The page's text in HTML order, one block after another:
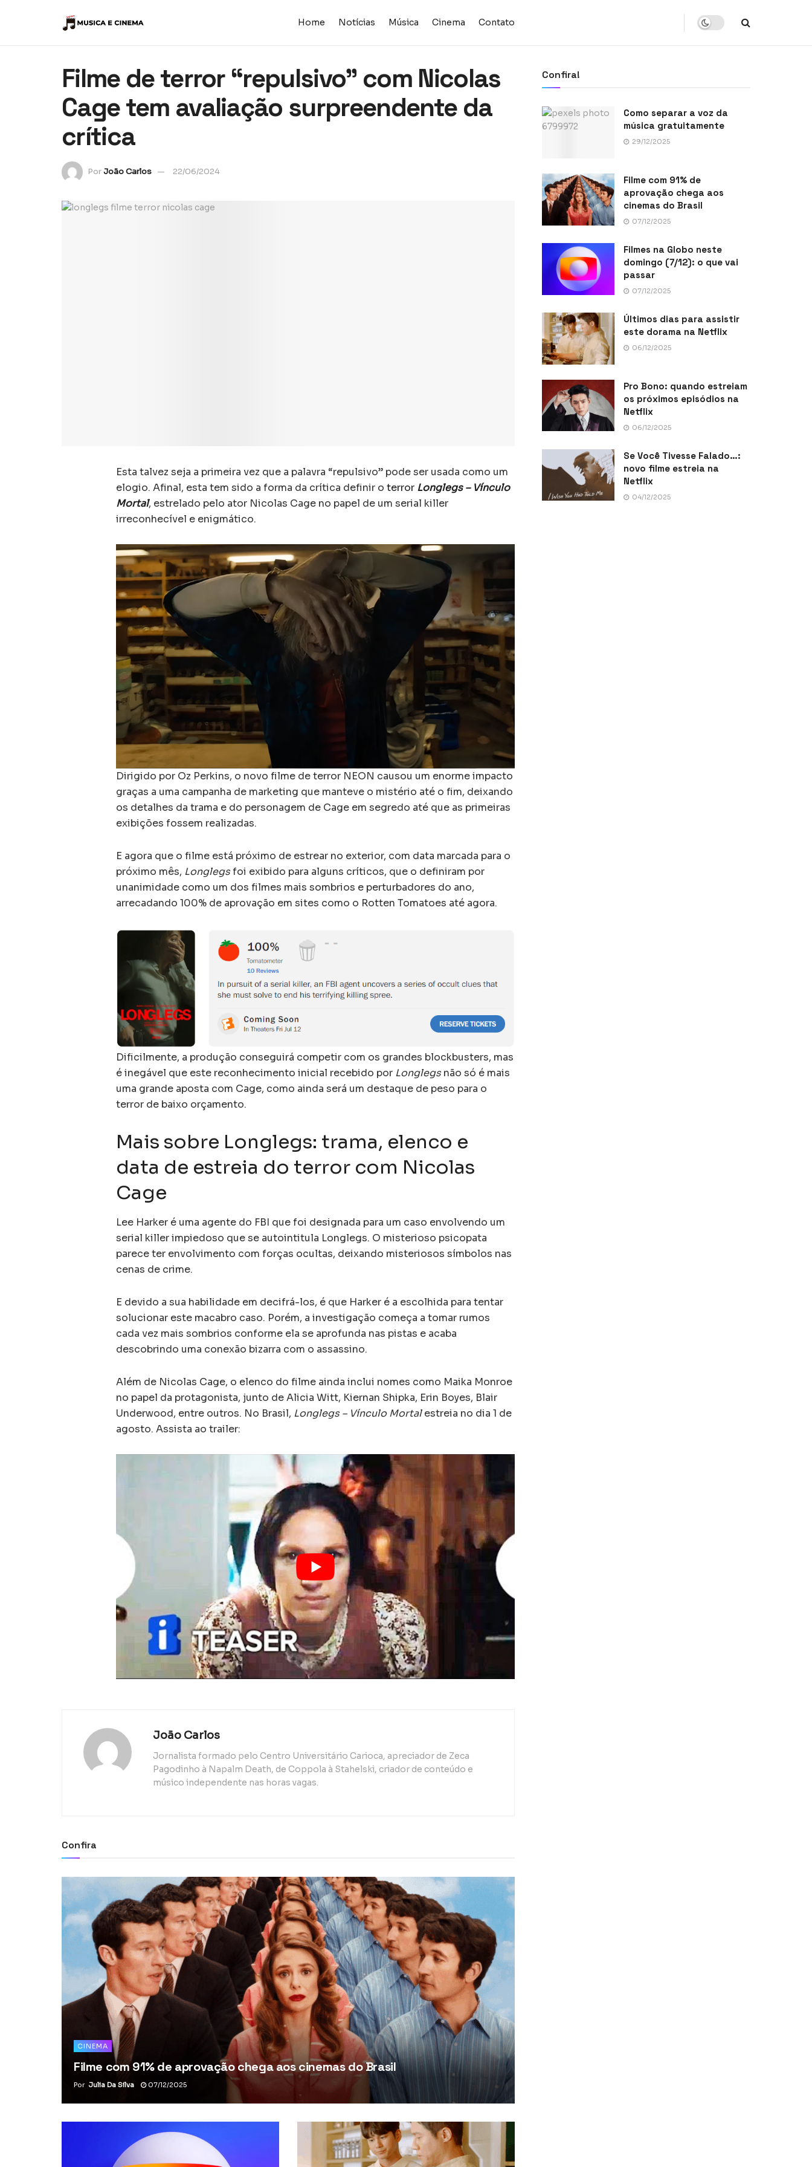
Home Notícias Música Cinema Contato
Filme de terror “repulsivo” com Nicolas
Cage tem avaliação surpreendente da
crítica
PorJoão Carlos 22/06/2024
Esta talvez seja a primeira vez que a palavra “repulsivo” pode ser usada como um
elogio. Afinal, esta tem sido a forma da crítica definir o terror Longlegs – Vínculo
Mortal, estrelado pelo ator Nicolas Cage no papel de um serial killer
irreconhecível e enigmático.
Dirigido por Oz Perkins, o novo filme de terror NEON causou um enorme impacto
graças a uma campanha de marketing que manteve o mistério até o fim, deixando
os detalhes da trama e do personagem de Cage em segredo até que as primeiras
exibições fossem realizadas.
E agora que o filme está próximo de estrear no exterior, com data marcada para o
próximo mês, Longlegsfoi exibido para alguns críticos, que o definiram por
unanimidade como um dos filmes mais sombrios e perturbadores do ano,
arrecadando 100% de aprovação em sites como o Rotten Tomatoes até agora.
Dificilmente, a produção conseguirá competir com os grandes blockbusters, mas
é inegável que este reconhecimento inicial recebido por Longlegs não só é mais
uma grande aposta com Cage, como ainda será um destaque de peso para o
terror de baixo orçamento.
Mais sobre Longlegs: trama, elenco e
data de estreia do terror com Nicolas
Cage
Lee Harker é uma agente do FBI que foi designada para um caso envolvendo um
serial killer impiedoso que se autointitula Longlegs. O misterioso psicopata
parece ter envolvimento com forças ocultas, deixando misteriosos símbolos nas
cenas de crime.
E devido a sua habilidade em decifrá-los, é que Harker é a escolhida para tentar
solucionar este macabro caso. Porém, a investigação começa a tomar rumos
cada vez mais sombrios conforme ela se aprofunda nas pistas e acaba
descobrindo uma conexão bizarra com o assassino.
Além de Nicolas Cage, o elenco do filme ainda inclui nomes como Maika Monroe
no papel da protagonista, junto de Alicia Witt, Kiernan Shipka, Erin Boyes, Blair
Underwood, entre outros. No Brasil, Longlegs – Vínculo Mortalestreia no dia 1 de
agosto. Assista ao trailer:
João Carlos
Jornalista formado pelo Centro Universitário Carioca, apreciador de Zeca
Pagodinho à Napalm Death, de Coppola à Stahelski, criador de conteúdo e
músico independente nas horas vagas.
Confira
CINEMA
Filme com 91% de aprovação chega aos cinemas do Brasil
Por Julia Da Silva 07/12/2025
Confira!
Como separar a voz da
música gratuitamente
29/12/2025
Filme com 91% de
aprovação chega aos
cinemas do Brasil
07/12/2025
Filmes na Globo neste
domingo (7/12): o que vai
passar
07/12/2025
Últimos dias para assistir
este dorama na Netflix
06/12/2025
Pro Bono: quando estreiam
os próximos episódios na
Netflix
06/12/2025
Se Você Tivesse Falado…:
novo filme estreia na
Netflix
04/12/2025